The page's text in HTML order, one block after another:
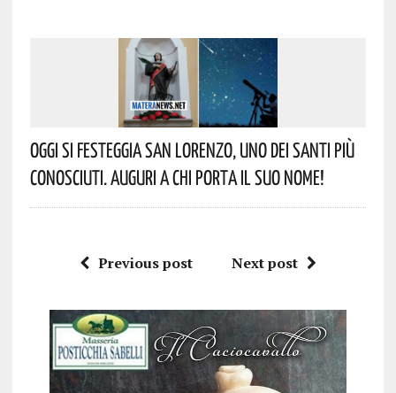
Oggi Si Festeggia San Lorenzo, Uno Dei Santi Più
Conosciuti. Auguri A Chi Porta Il Suo Nome!
Previous post Next post